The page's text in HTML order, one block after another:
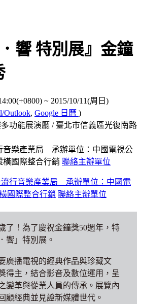
響 特別展』金鐘
~ 2015/10/11(周日)
Outlook, Google 日曆 )
功能展演廳 / 臺北市信義區光復南路
音樂產業局 承辦單位：中國電視公
國際整合行銷 聯絡主辦單位
流行音樂產業局 承辦單位：中國電
國際整合行銷 聯絡主辦單位
了！為了慶祝金鐘獎50週年，特
響」特別展。
廣播電視的經典作品與珍藏文
得主，結合影音及數位運用，呈
變革與從業人員的傳承。展覽內
顧經典並見證新媒體世代。